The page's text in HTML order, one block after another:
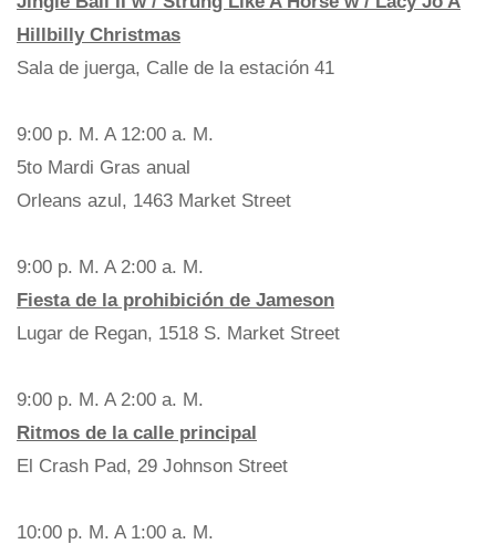
Hillbilly Christmas
Sala de juerga, Calle de la estación 41
9:00 p. M. A 12:00 a. M.
5to Mardi Gras anual
Orleans azul, 1463 Market Street
9:00 p. M. A 2:00 a. M.
Fiesta de la prohibición de Jameson
Lugar de Regan, 1518 S. Market Street
9:00 p. M. A 2:00 a. M.
Ritmos de la calle principal
El Crash Pad, 29 Johnson Street
10:00 p. M. A 1:00 a. M.